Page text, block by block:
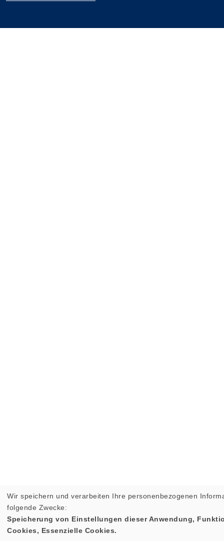
Wir speichern und verarbeiten Ihre personenbezogenen
folgende Zwecke:
Speicherung von Einstellungen dieser Anwendung,
Cookies, Essenzielle Cookies.